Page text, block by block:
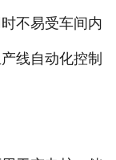
不易受车间内
线自动化控制